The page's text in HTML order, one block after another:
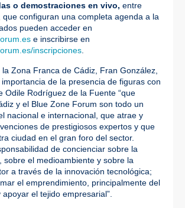
o demostraciones en vivo, entre
que configuran una completa agenda a la
pueden acceder en
e inscribirse en
inscripciones.
Zona Franca de Cádiz, Fran González,
de la presencia de figuras con
Odile Rodríguez de la Fuente “que
y el Blue Zone Forum son todo un
nacional e internacional, que atrae y
de prestigiosos expertos y que
ciudad en el gran foro del sector.
de concienciar sobre la
sobre el medioambiente y sobre la
a través de la innovación tecnológica;
el emprendimiento, principalmente del
el tejido empresarial”.